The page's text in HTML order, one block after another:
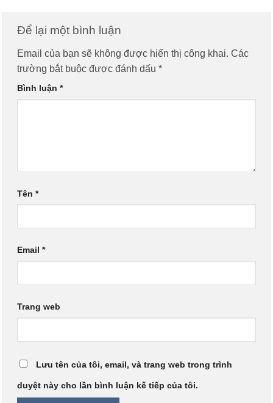
Để lại một bình luận
Email của bạn sẽ không được hiển thị công khai. Các
trường bắt buộc được đánh dấu *
Bình luận *
Tên *
Email *
Trang web
Lưu tên của tôi, email, và trang web trong trình
duyệt này cho lần bình luận kế tiếp của tôi.